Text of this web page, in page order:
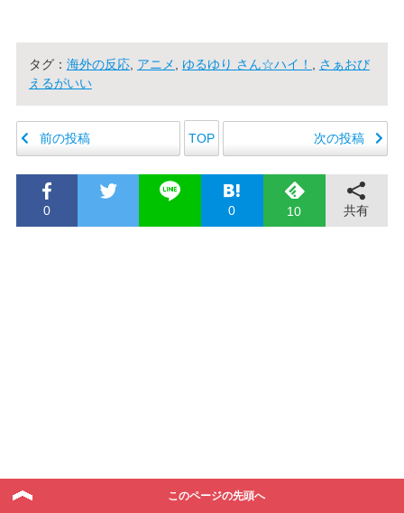
タグ： 海外の反応, アニメ ゆるゆり さん☆ハイ！
さぁおび
えるがいい
前の投稿 TOP 次の投稿
0 0 10 共有
このページの先頭へ